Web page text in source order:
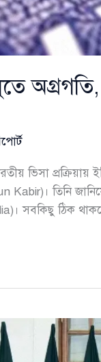
ভিসা প্রক্রিয়ায়
Kabir)। তিনি
সবকিছু ঠিক